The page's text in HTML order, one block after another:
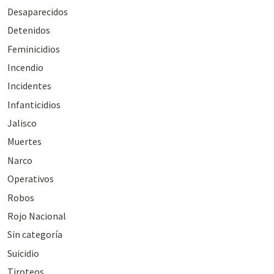
Desaparecidos
Detenidos
Feminicidios
Incendio
Incidentes
Infanticidios
Jalisco
Muertes
Narco
Operativos
Robos
Rojo Nacional
Sin categoría
Suicidio